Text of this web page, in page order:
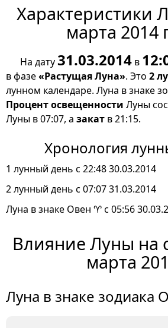
Характеристики
марта 2014
На дату31.03.2014 в
в фазе«Растущая Луна». Это 2
лунном календаре. Луна в знаке
Процент освещенности Луны
Луны в 07:07, а закат в 21:15.
Хронология
1 лунный день с 22:48 30.03.2014
2 лунный день с 07:07 31.03.2014
Луна в знаке Овен ♈ с 05:56
Влияние Луны на
марта
Луна в знаке зодиака